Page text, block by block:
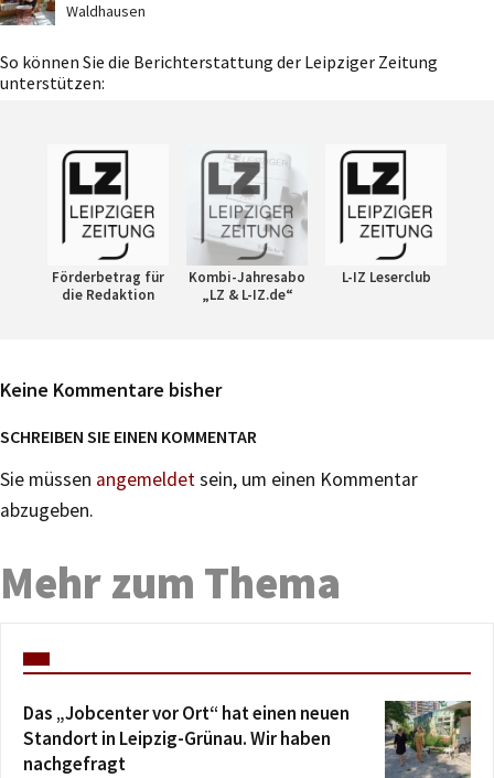
Waldhausen
So können Sie die Berichterstattung der Leipziger Zeitung
unterstützen:
Förderbetrag für
die Redaktion
Kombi-Jahresabo
„LZ & L-IZ.de“
L-IZ Leserclub
Keine Kommentare bisher
SCHREIBEN SIE EINEN KOMMENTAR
Sie müssen angemeldetsein, um einen Kommentar
abzugeben.
Mehr zum Thema
Das „Jobcenter vor Ort“ hat einen neuen
Standort in Leipzig-Grünau. Wir haben
nachgefragt